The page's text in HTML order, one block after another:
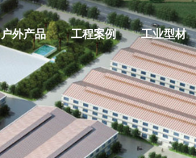
户外产品 工程案例 工业型材